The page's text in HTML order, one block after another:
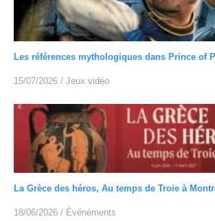
Les références mythologiques dans Prince of
15/07/2026 / Jeux vidéo
La Grèce des héros, Au temps de Troie à
18/06/2026 / Événéments